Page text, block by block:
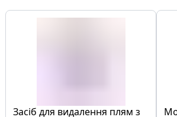
Засіб для видалення плям з